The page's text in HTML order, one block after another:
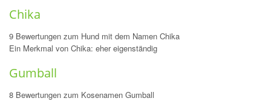
Chika
9 Bewertungen zum Hund mit dem Namen Chika
Ein Merkmal von Chika: eher eigenständig
Gumball
8 Bewertungen zum Kosenamen Gumball